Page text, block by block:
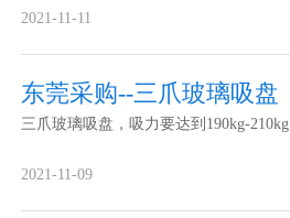
2021-11-11
东莞采购--三爪玻璃吸盘
三爪玻璃吸盘，吸力要达到190kg-210kg
2021-11-09